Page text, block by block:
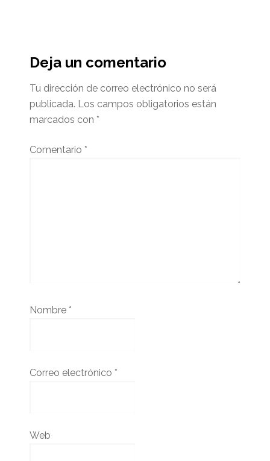
Deja un comentario
Tu dirección de correo electrónico no será
publicada. Los campos obligatorios están
marcados con *
Comentario *
Nombre *
Correo electrónico *
Web